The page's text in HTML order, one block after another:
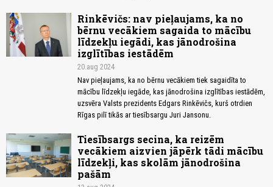
Rinkēvičs: nav pieļaujams, ka no
bērnu vecākiem sagaida to mācību
līdzekļu iegādi, kas jānodrošina
izglītības iestādēm
20.aug 2024
Nav pieļaujams, ka no bērnu vecākiem tiek sagaidīta to
mācību līdzekļu iegāde, kas jānodrošina izglītības iestādēm,
uzsvēra Valsts prezidents Edgars Rinkēvičs, kurš otrdien
Rīgas pilī tikās ar tiesībsargu Juri Jansonu.
Tiesībsargs secina, ka reizēm
vecākiem aizvien jāpērk tādi mācību
līdzekļi, kas skolām jānodrošina
pašām